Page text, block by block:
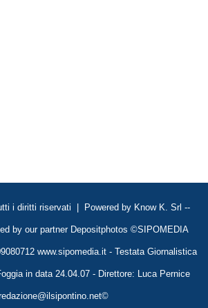
i diritti riservati | Powered by Know K. Srl --
by our partner Depositphotos ©SIPOMEDIA
www.sipomedia.it - Testata Giornalistica
in data 24.04.07 - Direttore: Luca Pernice